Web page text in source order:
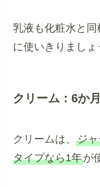
乳液も化粧水と同
に使いきりましょ
クリーム：6か
クリームは、ジ
タイプなら1年が